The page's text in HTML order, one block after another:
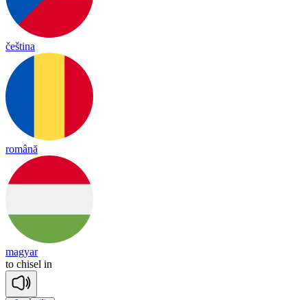
čeština
română
magyar
to chisel in